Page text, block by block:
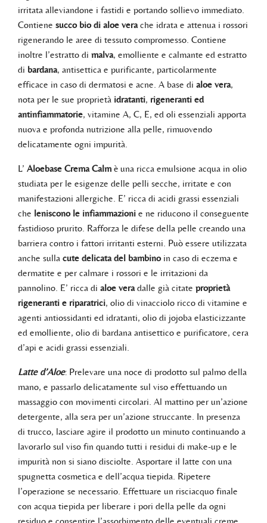
irritata alleviandone i fastidi e portando sollievo immediato.
Contiene succo bio di aloe verache idrata e attenua i rossori
rigenerando le aree di tessuto compromesso. Contiene
inoltre l’estratto di malva, emolliente e calmante ed estratto
di bardana, antisettica e purificante, particolarmente
efficace in caso di dermatosi e acne. A base di aloe vera,
nota per le sue proprietà idratanti, rigeneranti ed
antinfiammatorie, vitamine A, C, E, ed oli essenziali apporta
nuova e profonda nutrizione alla pelle, rimuovendo
delicatamente ogni impurità.
L’ Aloebase Crema Calm è una ricca emulsione acqua in olio
studiata per le esigenze delle pelli secche, irritate e con
manifestazioni allergiche. E’ ricca di acidi grassi essenziali
che leniscono le infiammazioni e ne riducono il conseguente
fastidioso prurito. Rafforza le difese della pelle creando una
barriera contro i fattori irritanti esterni. Può essere utilizzata
anche sulla cute delicata del bambinoin caso di eczema e
dermatite e per calmare i rossori e le irritazioni da
pannolino. E’ ricca di aloe veradalle già citate proprietà
rigeneranti e riparatrici, olio di vinacciolo ricco di vitamine e
agenti antiossidanti ed idratanti, olio di jojoba elasticizzante
ed emolliente, olio di bardana antisettico e purificatore, cera
d’api e acidi grassi essenziali.
Latte d’Aloe: Prelevare una noce di prodotto sul palmo della
mano, e passarlo delicatamente sul viso effettuando un
massaggio con movimenti circolari. Al mattino per un’azione
detergente, alla sera per un’azione struccante. In presenza
di trucco, lasciare agire il prodotto un minuto continuando a
lavorarlo sul viso fin quando tutti i residui di make-up e le
impurità non si siano disciolte. Asportare il latte con una
spugnetta cosmetica e dell’acqua tiepida. Ripetere
l’operazione se necessario. Effettuare un risciacquo finale
con acqua tiepida per liberare i pori della pelle da ogni